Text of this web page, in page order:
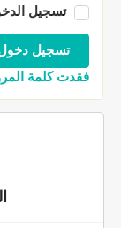
تسجيل
فقدت كلمة